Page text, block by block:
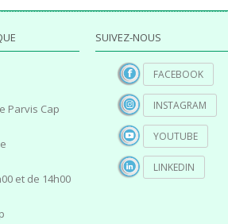
Parvis Cap
et de 14h00
SUIVEZ-NOUS
FACEBOOK
INSTAGRAM
YOUTUBE
LINKEDIN